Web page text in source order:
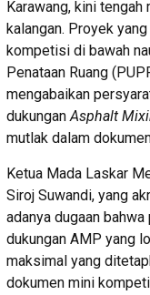
Karawang, kini
kalangan. Proyek
kompetisi di bawah
Penataan Ruang
mengabaikan
dukunganAsphalt
mutlak dalam
Ketua Mada Laskar
Siroj Suwandi, yang
adanya dugaan
dukungan AMP yang
maksimal yang
dokumen mini